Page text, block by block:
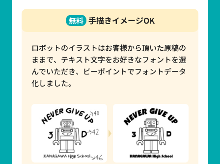
無料 手描きイメージOK
ロボットのイラストはお客様から頂いた原稿の
ままで、テキスト文字をお好きなフォントを選
んでいただき、ビーポイントでフォントデータ
化しました。